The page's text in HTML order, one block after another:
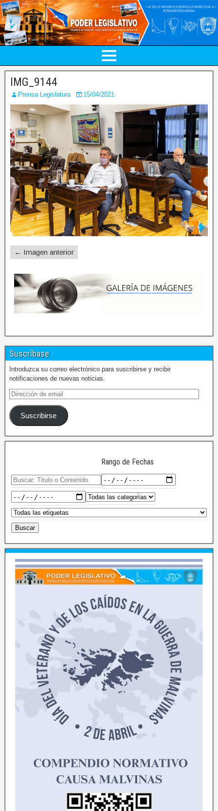
IMG_9144
Prensa Legislatura 15/04/2021
← Imagen anterior
Suscríbase
Introduzca su correo electrónico para suscribirse y recibir
notificaciones de nuevas noticias.
Suscribirse
Rango de Fechas